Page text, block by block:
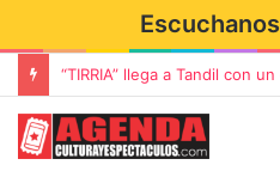
Escuchanos